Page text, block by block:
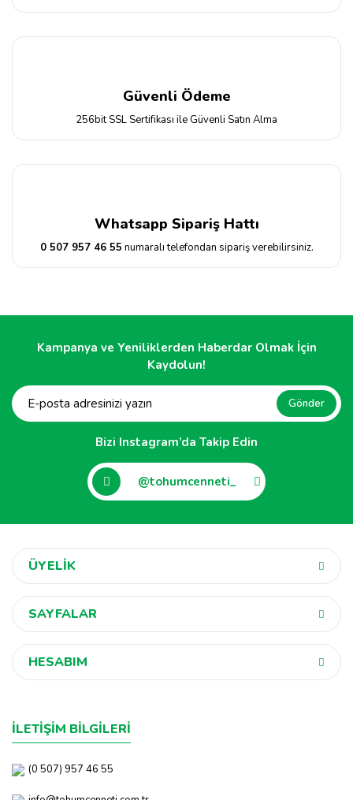
Güvenli Ödeme
256bit SSL Sertifikası ile Güvenli Satın Alma
Whatsapp Sipariş Hattı
0 507 957 46 55 numaralı telefondan sipariş verebilirsiniz.
Kampanya ve Yeniliklerden Haberdar Olmak İçin
Kaydolun!
Gönder
Bizi Instagram’da Takip Edin
@tohumcenneti_
ÜYELİK
SAYFALAR
HESABIM
İLETİŞİM BİLGİLERİ
(0 507) 957 46 55